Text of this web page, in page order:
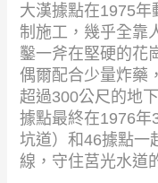
大漢據點在1975年
制施工，幾乎全靠
鑿一斧在堅硬的花
偶爾配合少量炸藥
超過300公尺的地
據點最終在1976年
坑道）和46據點一
線，守住莒光水道